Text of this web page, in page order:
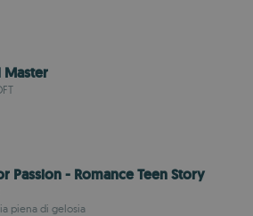
Master
Passion - Romance Teen Story
piena di gelosia